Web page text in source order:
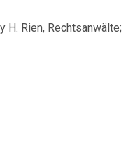
H. Rien, Rechtsanwälte;